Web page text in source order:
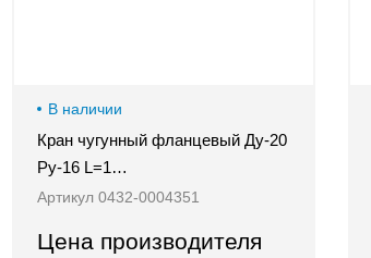
В наличии
Кран чугунный фланцевый Ду-20
Ру-16 L=1…
Артикул 0432-0004351
Цена производителя